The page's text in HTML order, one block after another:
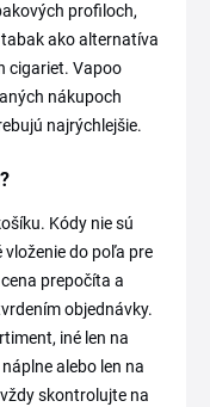
profiloch,
ako alternatíva
cigariet. Vapoo
nákupoch
najrýchlejšie.
Kódy nie sú
do poľa pre
prepočíta a
objednávky.
iné len na
alebo len na
skontrolujte na